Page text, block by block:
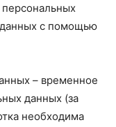
персональных
данных с помощью
– временное
данных (за
необходима